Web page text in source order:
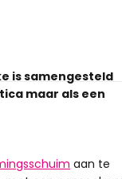
is samengesteld
maar als een
aan te